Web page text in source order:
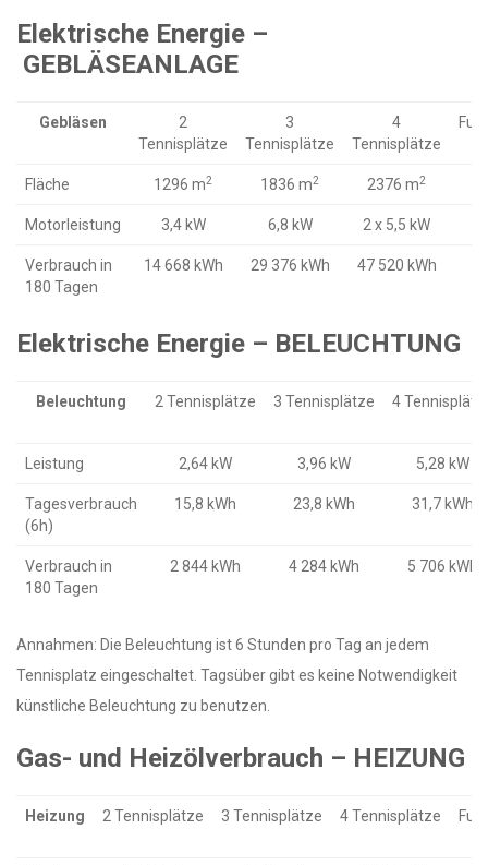
Elektrische Energie –
GEBLÄSEANLAGE
Gebläsen
2
Tennisplätze
3
Tennisplätze
4
Tennisplätze
Fläche 1296 m2 1836 m2 2376 m2
Motorleistung 3,4 kW 6,8 kW 2 x 5,5 kW
Verbrauch in
180 Tagen
14 668 kWh 29 376 kWh 47 520 kWh
Elektrische Energie – BELEUCHTUNG
Beleuchtung 2 Tennisplätze 3 Tennisplätze 4
Leistung 2,64 kW 3,96 kW 5,28 kW
Tagesverbrauch
(6h)
15,8 kWh 23,8 kWh 31,7 kWh
Verbrauch in
180 Tagen
2 844 kWh 4 284 kWh 5 706 kWh
Annahmen: Die Beleuchtung ist 6 Stunden pro Tag an jedem
Tennisplatz eingeschaltet. Tagsüber gibt es keine Notwendigkeit
künstliche Beleuchtung zu benutzen.
Gas- und Heizölverbrauch – HEIZUNG
Heizung 2 Tennisplätze 3 Tennisplätze 4 Tennisplätze